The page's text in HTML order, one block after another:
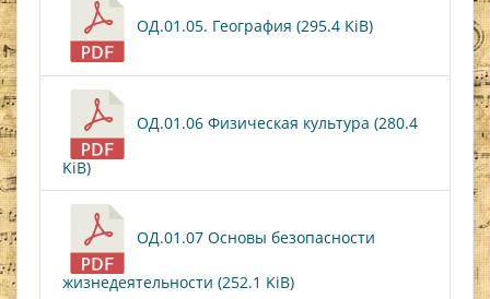
ОД.01.05. География (295.4 KiB)
ОД.01.06 Физическая культура (280.4
KiB)
ОД.01.07 Основы безопасности
жизнедеятельности (252.1 KiB)